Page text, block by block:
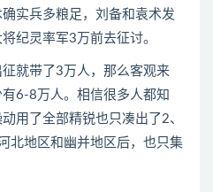
实兵多粮足，刘备和袁术发
纪灵率军3万前去征讨。
就带了3万人，那么客观来
6-8万人。相信很多人都知
用了全部精锐也只凑出了2、
北地区和幽并地区后，也只集